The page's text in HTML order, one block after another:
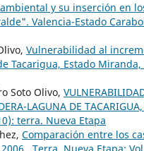
y su inserción en
Valencia-Estado
Vulnerabilidad al
Tacarigua, Estado Miranda,
Soto Olivo,
LAGUNA DE TACARIGUA,
terra. Nueva Etapa
Comparación entre los